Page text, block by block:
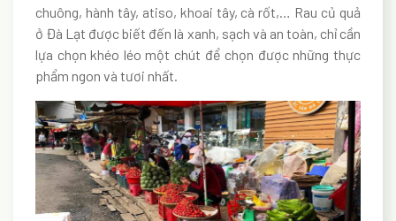
chuông, hành tây, atiso, khoai tây, cà rốt,… Rau củ quả
ở Đà Lạt được biết đến là xanh, sạch và an toàn, chỉ cần
lựa chọn khéo léo một chút để chọn được những thực
phẩm ngon và tươi nhất.